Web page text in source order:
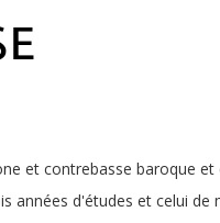
et contrebasse baroque et
années d'études et celui de